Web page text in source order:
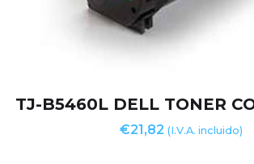
TJ-B5460L DELL TONER
€21,82 (I.V.A. incluido)